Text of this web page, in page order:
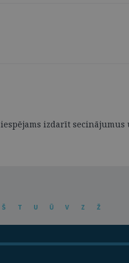
izdarīt
Š T U Ū V Z Ž